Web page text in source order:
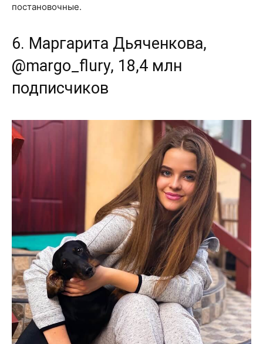
постановочные.
6. Маргарита Дьяченкова,
@margo_flury, 18,4 млн
подписчиков